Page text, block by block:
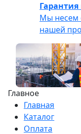
Гарантия
Мы несем
нашей
Главное
Главная
Каталог
Оплата